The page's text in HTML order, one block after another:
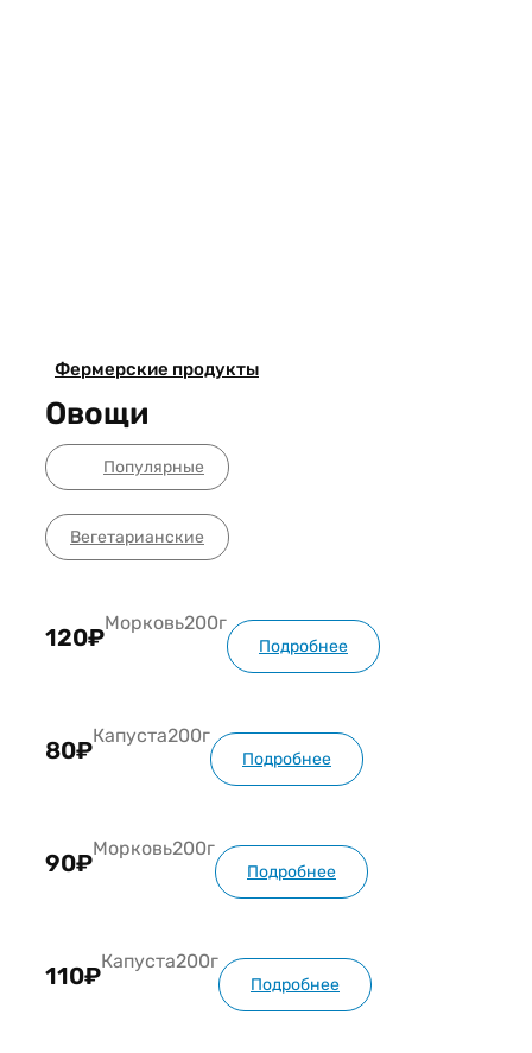
Фермерские продукты
Овощи
Популярные
Вегетарианские
120₽
Морковь200г
Подробнее
80₽
Капуста200г
Подробнее
90₽
Морковь200г
Подробнее
110₽
Капуста200г
Подробнее